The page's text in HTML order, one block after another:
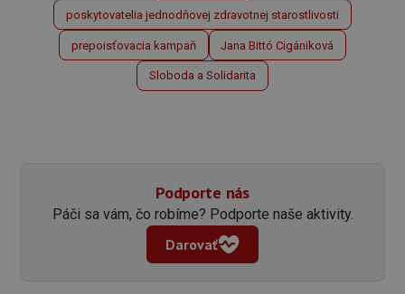
poskytovatelia jednodňovej zdravotnej starostlivosti
prepoisťovacia kampaň Jana Bittó Cigániková
Sloboda a Solidarita
Podporte nás
Páči sa vám, čo robíme? Podporte naše aktivity.
Darovať